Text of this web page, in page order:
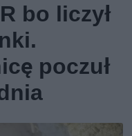
bo liczył
poczuł